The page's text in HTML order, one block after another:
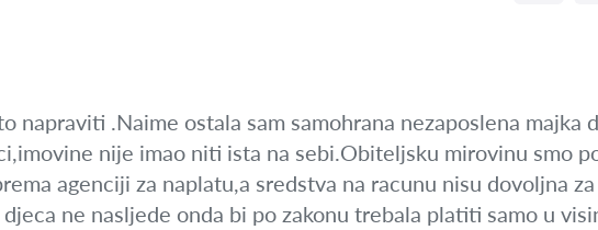
napraviti .Naime ostala sam samohrana nezaposlena majka
nije imao niti ista na sebi.Obiteljsku mirovinu smo
agenciji za naplatu,a sredstva na racunu nisu dovoljna
ne nasljede onda bi po zakonu trebala platiti samo u